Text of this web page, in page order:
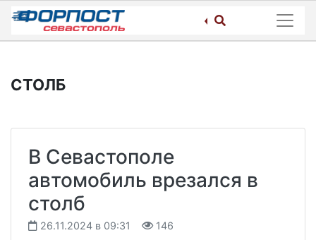
Skip
content
СТОЛБ
В Севастополе
автомобиль врезался в
столб
26.11.2024 в 09:31 146